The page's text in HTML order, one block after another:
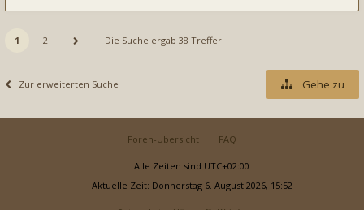
1 2 Die Suche ergab 38 Treffer
Zur erweiterten Suche Gehe zu
Foren-Übersicht FAQ
Alle Zeiten sind UTC+02:00
Aktuelle Zeit: Donnerstag 6. August 2026, 15:52